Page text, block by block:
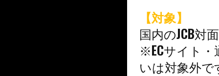
【対象】
国内のJCB対
※ECサイト
いは対象外で